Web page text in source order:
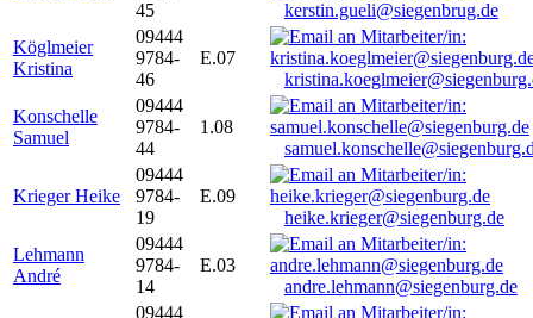
45
kerstin.gueli@siegenbrug.de
Köglmeier
Kristina
09444
9784-
46
E.07
Konschelle
Samuel
09444
9784-
44
1.08
Krieger Heike
09444
9784-
19
E.09
heike.krieger@siegenburg.de
Lehmann
André
09444
9784-
14
E.03
andre.lehmann@siegenburg.de
09444